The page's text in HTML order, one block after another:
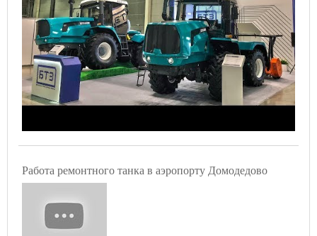
Работа ремонтного танка в аэропорту Домодедово